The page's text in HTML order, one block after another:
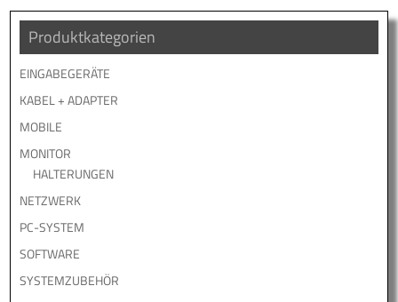
Produktkategorien
EINGABEGERÄTE
KABEL + ADAPTER
MOBILE
MONITOR
HALTERUNGEN
NETZWERK
PC-SYSTEM
SOFTWARE
SYSTEMZUBEHÖR